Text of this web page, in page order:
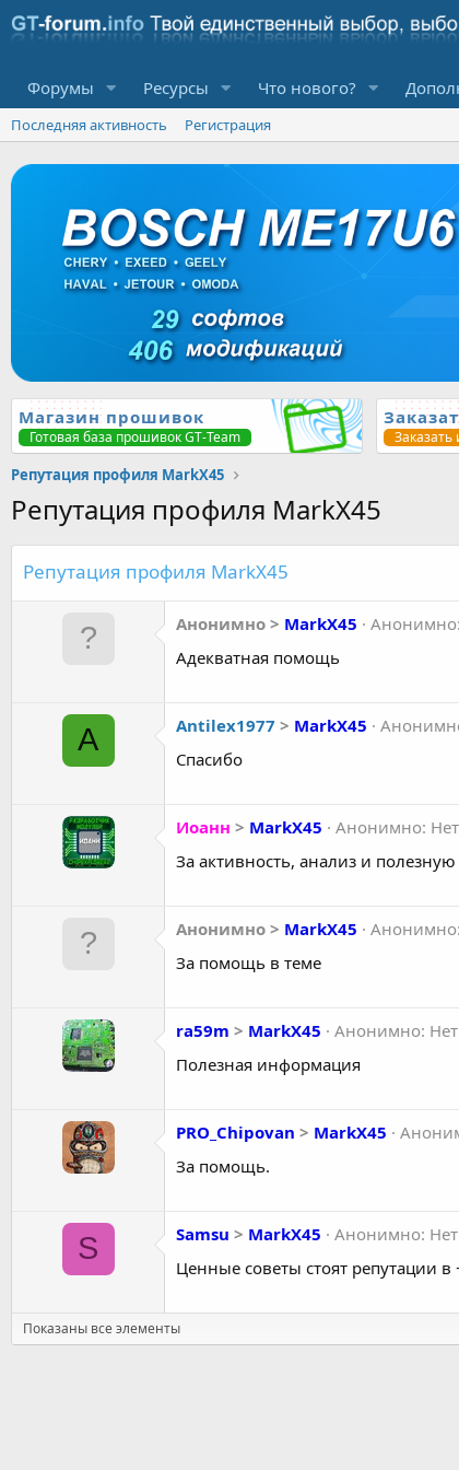
Форумы Ресурсы Что нового?
Последняя активность Регистрация
Магазин прошивок
Готовая база прошивок GT-Team
Репутация профиля MarkX45
Репутация профиля MarkX45
Репутация профиля MarkX45
Анонимно > MarkX45
Адекватная помощь
A Antilex1977 > MarkX45
Спасибо
Иоанн > MarkX45 Анонимно: Нет
За активность, анализ и
Анонимно > MarkX45
За помощь в теме
ra59m > MarkX45 Анонимно: Нет
Полезная информация
PRO_Chipovan > MarkX45
За помощь.
S Samsu > MarkX45 Анонимно: Нет
Ценные советы стоят репутации
Показаны все элементы